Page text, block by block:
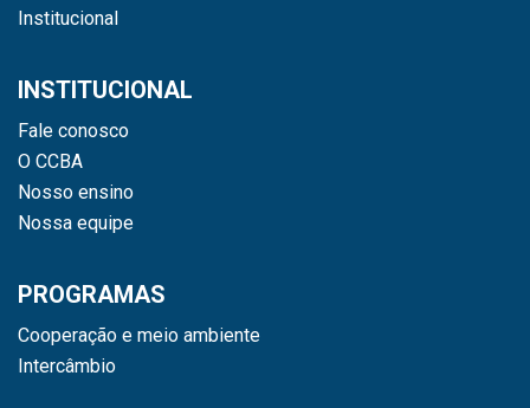
Institucional
INSTITUCIONAL
Fale conosco
O CCBA
Nosso ensino
Nossa equipe
PROGRAMAS
Cooperação e meio ambiente
Intercâmbio